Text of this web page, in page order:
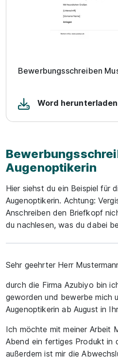
Bewerbungsschreiben
Word herunterladen
Augenoptikerin
Hier siehst du ein Beispiel für
Augenoptikerin. Achtung:
Anschreiben den Briefkopf
du nachlesen, was du dabei
Sehr geehrter Herr
durch die Firma Azubiyo bin
geworden und bewerbe mich
Augenoptikerin ab August in
Ich möchte mit meiner Arbeit
Abend ein fertiges Produkt in
außerdem ist mir die